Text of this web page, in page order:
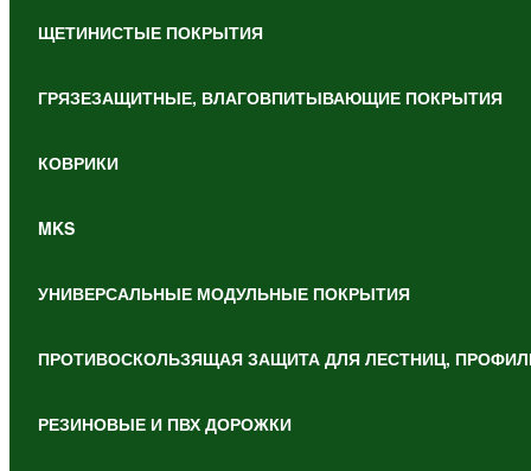
ЩЕТИНИСТЫЕ ПОКРЫТИЯ
ГРЯЗЕЗАЩИТНЫЕ, ВЛАГОВПИТЫВАЮЩИЕ ПОКРЫТИЯ
КОВРИКИ
MKS
УНИВЕРСАЛЬНЫЕ МОДУЛЬНЫЕ ПОКРЫТИЯ
ПРОТИВОСКОЛЬЗЯЩАЯ ЗАЩИТА ДЛЯ ЛЕСТНИЦ,
РЕЗИНОВЫЕ И ПВХ ДОРОЖКИ